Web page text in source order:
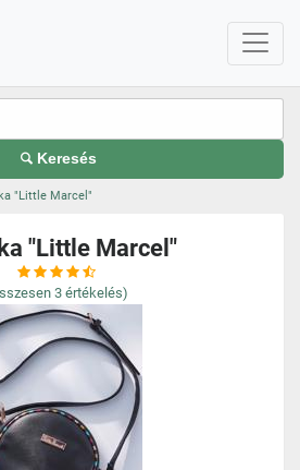
Keresés
"Little Marcel"
"Little Marcel"
3 értékelés)